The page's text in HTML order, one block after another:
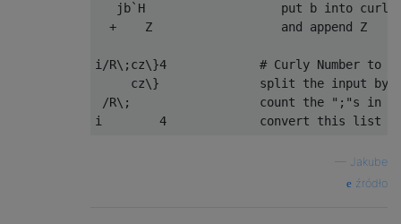
jb`H                   put b into curly
  +    Z                  and append Z
i/R\;cz\}4             # Curly Number to
cz\}              split the input by
/R\;                  count the ";"s in
Jakube
źródło